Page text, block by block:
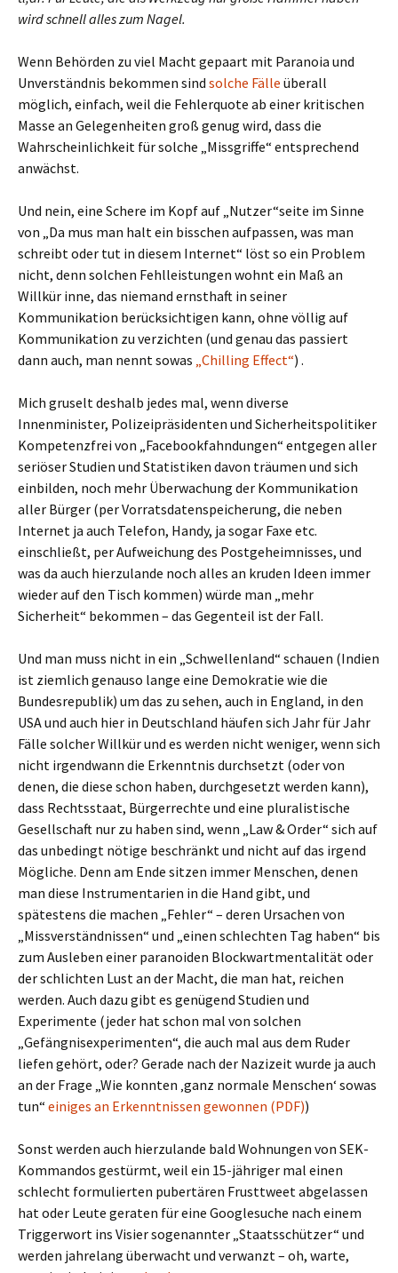
wird schnell alles zum Nagel.
Wenn Behörden zu viel Macht gepaart mit Paranoia und
Unverständnis bekommen sind solche Fälle überall
möglich, einfach, weil die Fehlerquote ab einer kritischen
Masse an Gelegenheiten groß genug wird, dass die
Wahrscheinlichkeit für solche „Missgriffe“ entsprechend
anwächst.
Und nein, eine Schere im Kopf auf „Nutzer“seite im Sinne
von „Da mus man halt ein bisschen aufpassen, was man
schreibt oder tut in diesem Internet“ löst so ein Problem
nicht, denn solchen Fehlleistungen wohnt ein Maß an
Willkür inne, das niemand ernsthaft in seiner
Kommunikation berücksichtigen kann, ohne völlig auf
Kommunikation zu verzichten (und genau das passiert
dann auch, man nennt sowas „Chilling Effect“) .
Mich gruselt deshalb jedes mal, wenn diverse
Innenminister, Polizeipräsidenten und Sicherheitspolitiker
Kompetenzfrei von „Facebookfahndungen“ entgegen aller
seriöser Studien und Statistiken davon träumen und sich
einbilden, noch mehr Überwachung der Kommunikation
aller Bürger (per Vorratsdatenspeicherung, die neben
Internet ja auch Telefon, Handy, ja sogar Faxe etc.
einschließt, per Aufweichung des Postgeheimnisses, und
was da auch hierzulande noch alles an kruden Ideen immer
wieder auf den Tisch kommen) würde man „mehr
Sicherheit“ bekommen – das Gegenteil ist der Fall.
Und man muss nicht in ein „Schwellenland“ schauen (Indien
ist ziemlich genauso lange eine Demokratie wie die
Bundesrepublik) um das zu sehen, auch in England, in den
USA und auch hier in Deutschland häufen sich Jahr für Jahr
Fälle solcher Willkür und es werden nicht weniger, wenn sich
nicht irgendwann die Erkenntnis durchsetzt (oder von
denen, die diese schon haben, durchgesetzt werden kann),
dass Rechtsstaat, Bürgerrechte und eine pluralistische
Gesellschaft nur zu haben sind, wenn „Law & Order“ sich auf
das unbedingt nötige beschränkt und nicht auf das irgend
Mögliche. Denn am Ende sitzen immer Menschen, denen
man diese Instrumentarien in die Hand gibt, und
spätestens die machen „Fehler“ – deren Ursachen von
„Missverständnissen“ und „einen schlechten Tag haben“ bis
zum Ausleben einer paranoiden Blockwartmentalität oder
der schlichten Lust an der Macht, die man hat, reichen
werden. Auch dazu gibt es genügend Studien und
Experimente (jeder hat schon mal von solchen
„Gefängnisexperimenten“, die auch mal aus dem Ruder
liefen gehört, oder? Gerade nach der Nazizeit wurde ja auch
an der Frage „Wie konnten ‚ganz normale Menschen‘ sowas
tun“ einiges an Erkenntnissen gewonnen (PDF))
Sonst werden auch hierzulande bald Wohnungen von SEK-
Kommandos gestürmt, weil ein 15-jähriger mal einen
schlecht formulierten pubertären Frusttweet abgelassen
hat oder Leute geraten für eine Googlesuche nach einem
Triggerwort ins Visier sogenannter „Staatsschützer“ und
werden jahrelang überwacht und verwanzt – oh, warte,